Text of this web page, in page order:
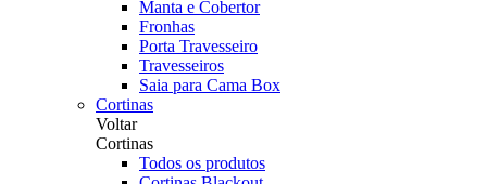
Manta e Cobertor
Fronhas
Porta Travesseiro
Travesseiros
Saia para Cama Box
Cortinas
Voltar
Cortinas
Todos os produtos